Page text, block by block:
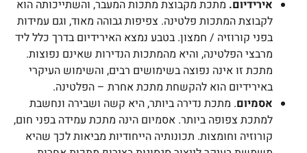
אירידיום. מתכת מקבוצת מתכות המעבר, והשתייכותה הוא
לקבוצת המתכות פלטינה. צפיפות גבוהה מאוד, וגם עמידות
בפני קורוזיה / חמצון. בטבע נמצא האירידיום בדרך כלל ליד
מרבצי הפלטינה, והיא מהמתכות הנדירות שאינם נפוצות.
מתכת זו אינה נפוצה בשימושים רבים, והשימוש העיקרי
באירידיום הוא להקשחת מתכת אחרת – הפלטינה.
אסמיום. מתכת נדירה ביותר, היא קשה ושבירה ונחשבת
למתכת צפופה ביותר. אסמיום הינה מתכת עמידה בפני חום,
קורוזיה וחומצות. תכונותיה הייחודיות מביאות לכך שהיא